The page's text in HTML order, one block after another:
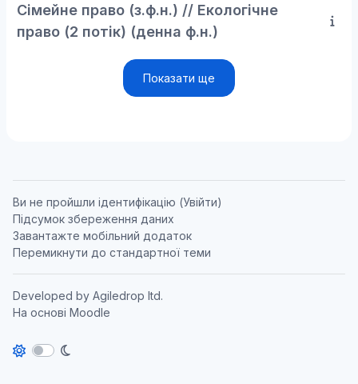
Сімейне право (з.ф.н.) // Екологічне
право (2 потік) (денна ф.н.)
Показати ще
Ви не пройшли ідентифікацію (Увійти)
Підсумок збереження даних
Завантажте мобільний додаток
Перемикнути до стандартної теми
Developed by Agiledrop ltd.
На основі Moodle